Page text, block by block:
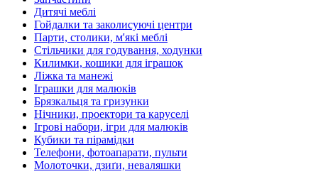
Дитячі меблі
Гойдалки та заколисуючі центри
Парти, столики, м'які меблі
Стільчики для годування, ходунки
Килимки, кошики для іграшок
Ліжка та манежі
Іграшки для малюків
Брязкальця та гризунки
Нічники, проектори та каруселі
Ігрові набори, ігри для малюків
Кубики та пірамідки
Телефони, фотоапарати, пульти
Молоточки, дзиґи, неваляшки